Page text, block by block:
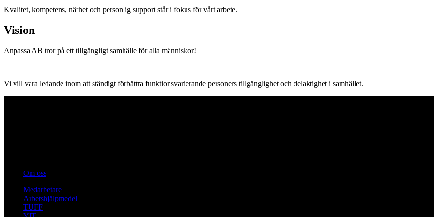
Kvalitet, kompetens, närhet och personlig support står i fokus för vårt arbete.
Vision
Anpassa AB tror på ett tillgängligt samhälle för alla människor!
Vi vill vara ledande inom att ständigt förbättra funktionsvarierande personers tillgänglighet och delaktighet i samhället.
Om oss
Medarbetare
Arbetshjälpmedel
TUFF